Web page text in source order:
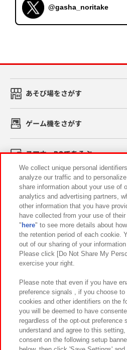
@gasha_noritake
あそび場をさがす
ゲーム機をさがす
スマホ・PCであそぶ
イベント・キャンペーン
関連会社 サステナビリティ
プライバシーポリシー ウェブアク
お取引先さまとともに
カスタマーハラスメント対応方針 よ
We collect unique personal
analyze our traffic and to
share information about your use of
analytics and advertising partners,
other information that you have
have collected from your use of
" here" to see more details about
the retention period of each cookie.
out of our sharing of your
Please click [Do Not Share My
exercise your right.
Please note that even if you have
preference signals , if you choose
cookies and other identifiers on the
you will be deemed to have
regardless of the opt-out preference
understand and agree to this
consent on the following setup